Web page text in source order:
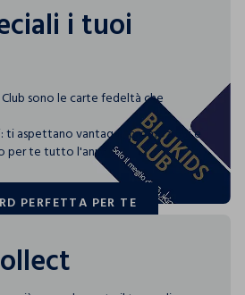
i tuoi
Club sono le carte fedeltà che
ti aspettano vantaggi, promozioni e
per te tutto l'anno!
PERFETTA PER TE
PERFETTA PER TE